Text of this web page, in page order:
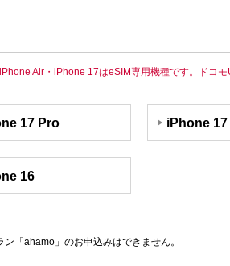
Air・iPhone 17はeSIM専用機種です。ドコモ
17 Pro iPhone
16
「ahamo」のお申込みはできません。